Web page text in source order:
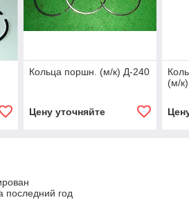
Кольца поршн. (м/к) Д-240
Цену уточняйте
(м/
последний год